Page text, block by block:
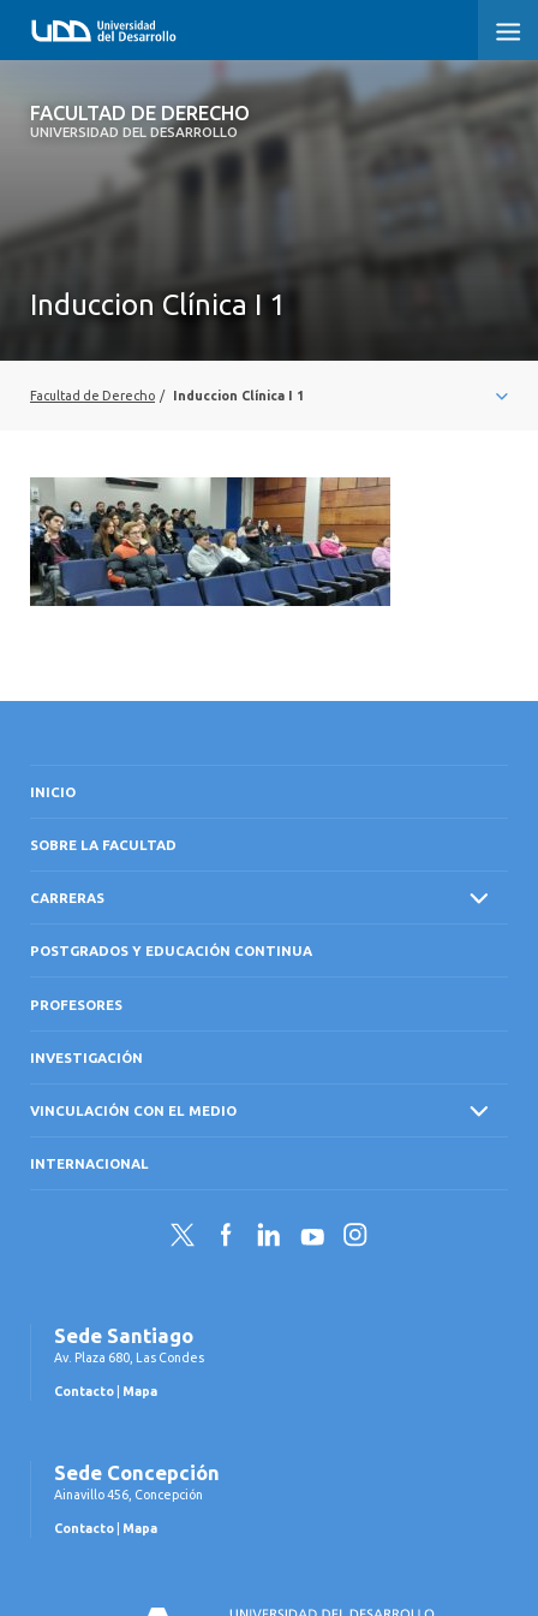
FACULTAD DE DERECHO
UNIVERSIDAD DEL DESARROLLO
FACULTAD DE DERECHO
SOBRE LA FACULTAD
VINCULACIÓN CON EL MEDIO
INTERNACIONAL
Induccion Clínica I 1
Facultad de Derecho / Induccion Clínica I 1
INICIO
SOBRE LA FACULTAD
CARRERAS
POSTGRADOS Y EDUCACIÓN CONTINUA
PROFESORES
INVESTIGACIÓN
VINCULACIÓN CON EL MEDIO
INTERNACIONAL
Twitter FacebookLinkedInYouTubeInstagram
Sede Santiago
Av. Plaza 680, Las Condes
Contacto Mapa
Sede Concepción
Ainavillo 456, Concepción
Contacto Mapa